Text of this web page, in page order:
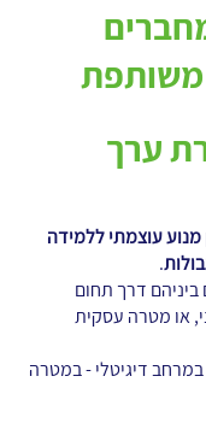
ערך
מנוע עוצמתי ללמידה
.
דרך תחום
או מטרה עסקית
דיגיטלי - במטרה
משותפת